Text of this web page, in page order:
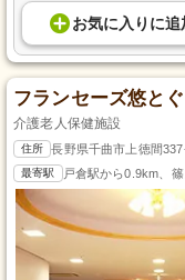
お気に入り に追
フランセーズ悠と
介護老人保健施設
住所 長野県千曲市上徳間
最寄駅 戸倉駅から0.9km、